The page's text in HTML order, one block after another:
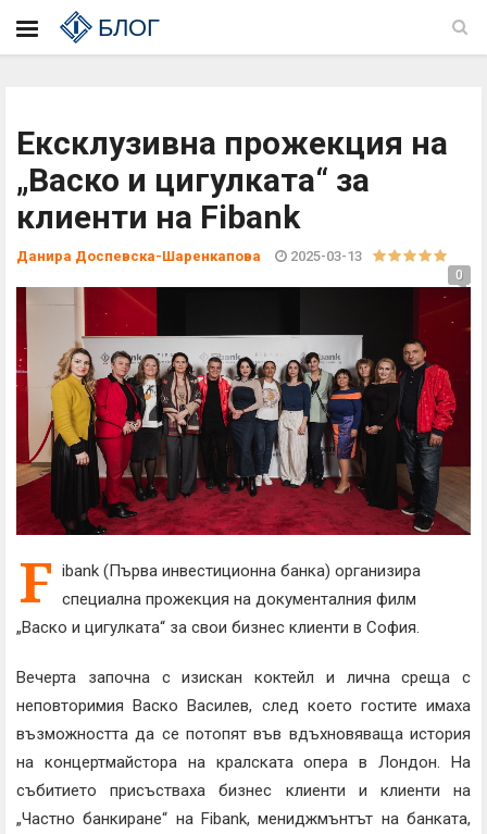
БЛОГ
Ексклузивна прожекция на
„Васко и цигулката“ за
клиенти на Fibank
Данира Доспевска-Шаренкапова 2025-03-13
0
F ibank (Първа инвестиционна банка) организира
специална прожекция на документалния филм
„Васко и цигулката“ за свои бизнес клиенти в София.
Вечерта започна с изискан коктейл и лична среща с
неповторимия Васко Василев, след което гостите имаха
възможността да се потопят във вдъхновяваща история
на концертмайстора на кралската опера в Лондон. На
събитието присъстваха бизнес клиенти и клиенти на
„Частно банкиране“ на Fibank, мениджмънтът на банката,